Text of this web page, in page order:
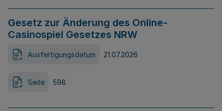
Gesetz zur Änderung des Online-
Casinospiel Gesetzes NRW
Ausfertigungsdatum 21.07.2026
Seite 598